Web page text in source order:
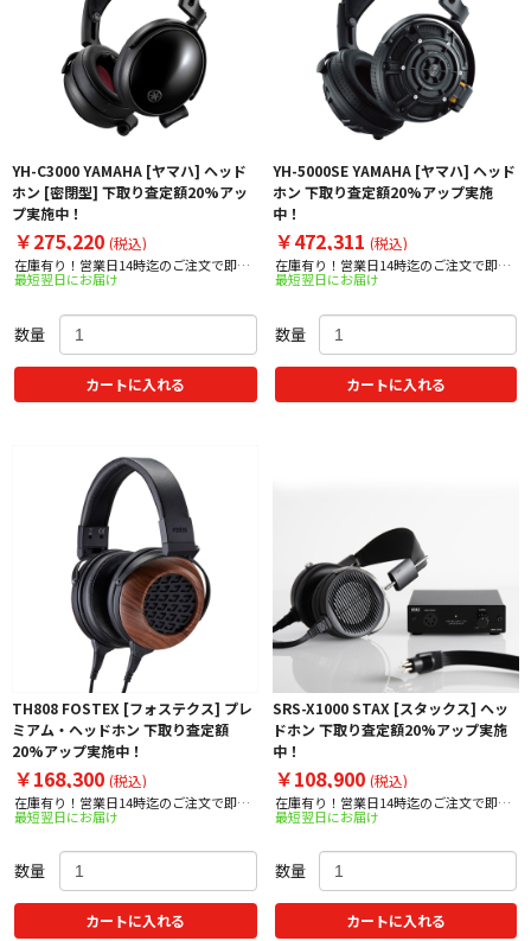
YH-C3000 YAMAHA [ヤマハ] ヘッド
ホン [密閉型] 下取り査定額20%アッ
プ実施中！
￥275,220 (税込)
在庫有り！営業日14時迄のご注文で即日
出荷！
最短翌日にお届け
数量
カートに入れる
YH-5000SE YAMAHA [ヤマハ] ヘッド
ホン 下取り査定額20%アップ実施
中！
￥472,311 (税込)
在庫有り！営業日14時迄のご注文で即日
出荷！
最短翌日にお届け
数量
カートに入れる
TH808 FOSTEX [フォステクス] プレ
ミアム・ヘッドホン 下取り査定額
20%アップ実施中！
￥168,300 (税込)
在庫有り！営業日14時迄のご注文で即日
出荷！
最短翌日にお届け
数量
カートに入れる
SRS-X1000 STAX [スタックス] ヘッ
ドホン 下取り査定額20%アップ実施
中！
￥108,900 (税込)
在庫有り！営業日14時迄のご注文で即日
出荷！
最短翌日にお届け
数量
カートに入れる